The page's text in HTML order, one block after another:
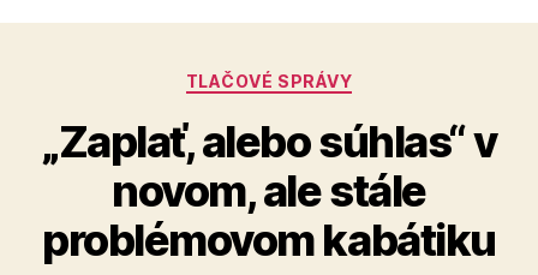
Kategórie
TLAČOVÉ SPRÁVY
„Zaplať, alebo súhlas“ v
novom, ale stále
problémovom kabátiku